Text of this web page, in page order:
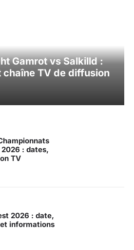
Gamrot vs Salkilld :
chaîne TV de diffusion
2026 : dates,
TV
2026 : date,
informations